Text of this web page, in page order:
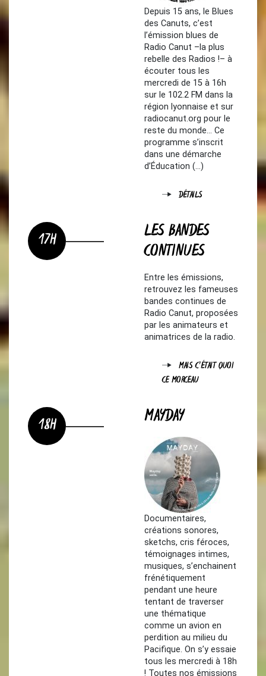
Depuis 15 ans, le Blues
des Canuts, c’est
l’émission blues de
Radio Canut –la plus
rebelle des Radios !– à
écouter tous les
mercredi de 15 à 16h
sur le 102.2 FM dans la
région lyonnaise et sur
radiocanut.org pour le
reste du monde… Ce
programme s’inscrit
dans une démarche
d’Éducation (…)
DÉTAILS
17H
LES BANDES
CONTINUES
Entre les émissions,
retrouvez les fameuses
bandes continues de
Radio Canut, proposées
par les animateurs et
animatrices de la radio.
MAIS C'ÉTAIT QUOI
CE MORCEAU
18H MAYDAY
Documentaires,
créations sonores,
sketchs, cris féroces,
témoignages intimes,
musiques, s’enchainent
frénétiquement
pendant une heure
tentant de traverser
une thématique
comme un avion en
perdition au milieu du
Pacifique. On s’y essaie
tous les mercredi à 18h
! Toutes nos émissions